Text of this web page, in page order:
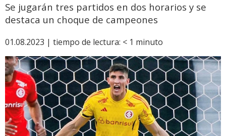
Se jugarán tres partidos en dos horarios y se
destaca un choque de campeones
01.08.2023 | tiempo de lectura: < 1 minuto